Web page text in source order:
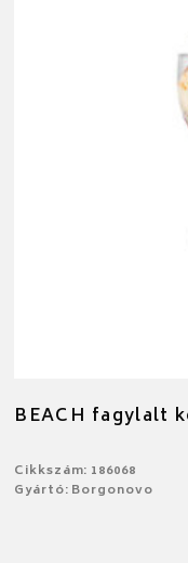
BEACH fagylalt
Cikkszám: 186068
Gyártó: Borgonovo